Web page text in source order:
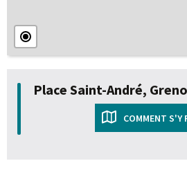
Place Saint-André,
COMMENT S'Y